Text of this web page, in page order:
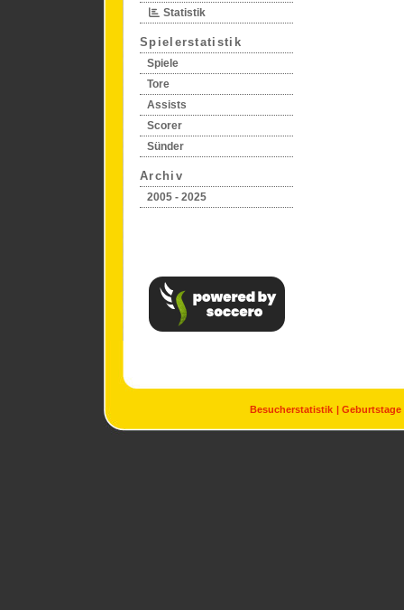
Statistik
Spielerstatistik
Spiele
Tore
Assists
Scorer
Sünder
Archiv
2005 - 2025
Besucherstatistik Geburtstage